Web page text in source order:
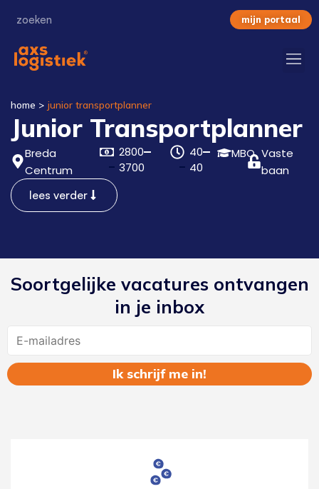
mijn portaal
home > junior transportplanner
Junior Transportplanner
Breda
Centrum
2800
3700
40
40
MBO Vaste
baan
lees verder
Soortgelijke vacatures ontvangen
in je inbox